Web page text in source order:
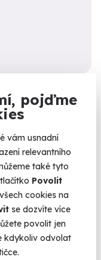
pojďme
vám usnadní
relevantního
také tyto
Povolit
cookies na
se dozvíte více
povolit jen
kdykoliv odvolat
281 km/h